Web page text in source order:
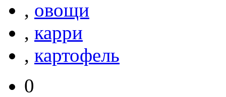
, овощи
, карри
, картофель
0